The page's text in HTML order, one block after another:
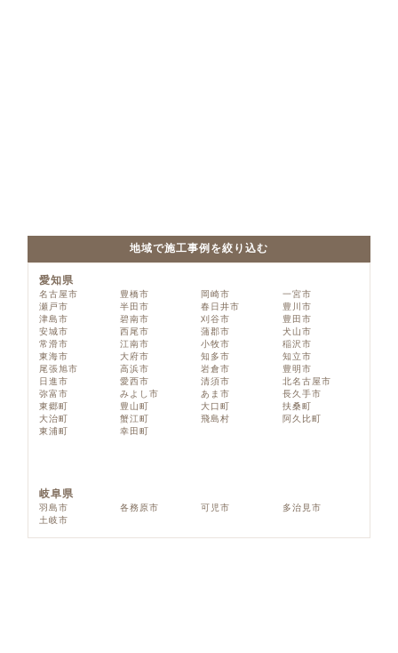
地域で施工事例を絞り込む
愛知県
名古屋市 豊橋市 岡崎市
一宮市
瀬戸市
半田市 春日井市
豊川市
津島市
碧南市 刈谷市
豊田市
安城市
西尾市 蒲郡市
犬山市
常滑市
江南市 小牧市
稲沢市
東海市
大府市 知多市
知立市
尾張旭市
高浜市 岩倉市
豊明市
日進市
愛西市 清須市
北名古屋市
弥富市
みよし市 あま市
長久手市
東郷町
豊山町 大口町
扶桑町
大治町
蟹江町 飛島村
阿久比町
東浦町
幸田町
岐阜県
羽島市 各務原市 可児市
多治見市
土岐市